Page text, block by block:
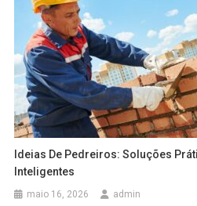
Ideias De Pedreiros: Soluções
Inteligentes
maio 16, 2026 admin